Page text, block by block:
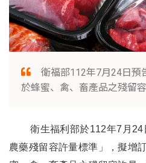
衛福部112年7月24日預
於蜂蜜、禽、畜產品之殘留容
衛生福利部於112年7月24
農藥殘留容許量標準」，擬增